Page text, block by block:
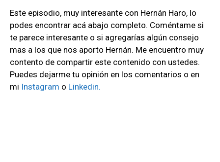
Este episodio, muy interesante con Hernán Haro, lo
podes encontrar acá abajo completo. Coméntame si
te parece interesante o si agregarías algún consejo
mas a los que nos aporto Hernán. Me encuentro muy
contento de compartir este contenido con ustedes.
Puedes dejarme tu opinión en los comentarios o en
mi Instagram o Linkedin.